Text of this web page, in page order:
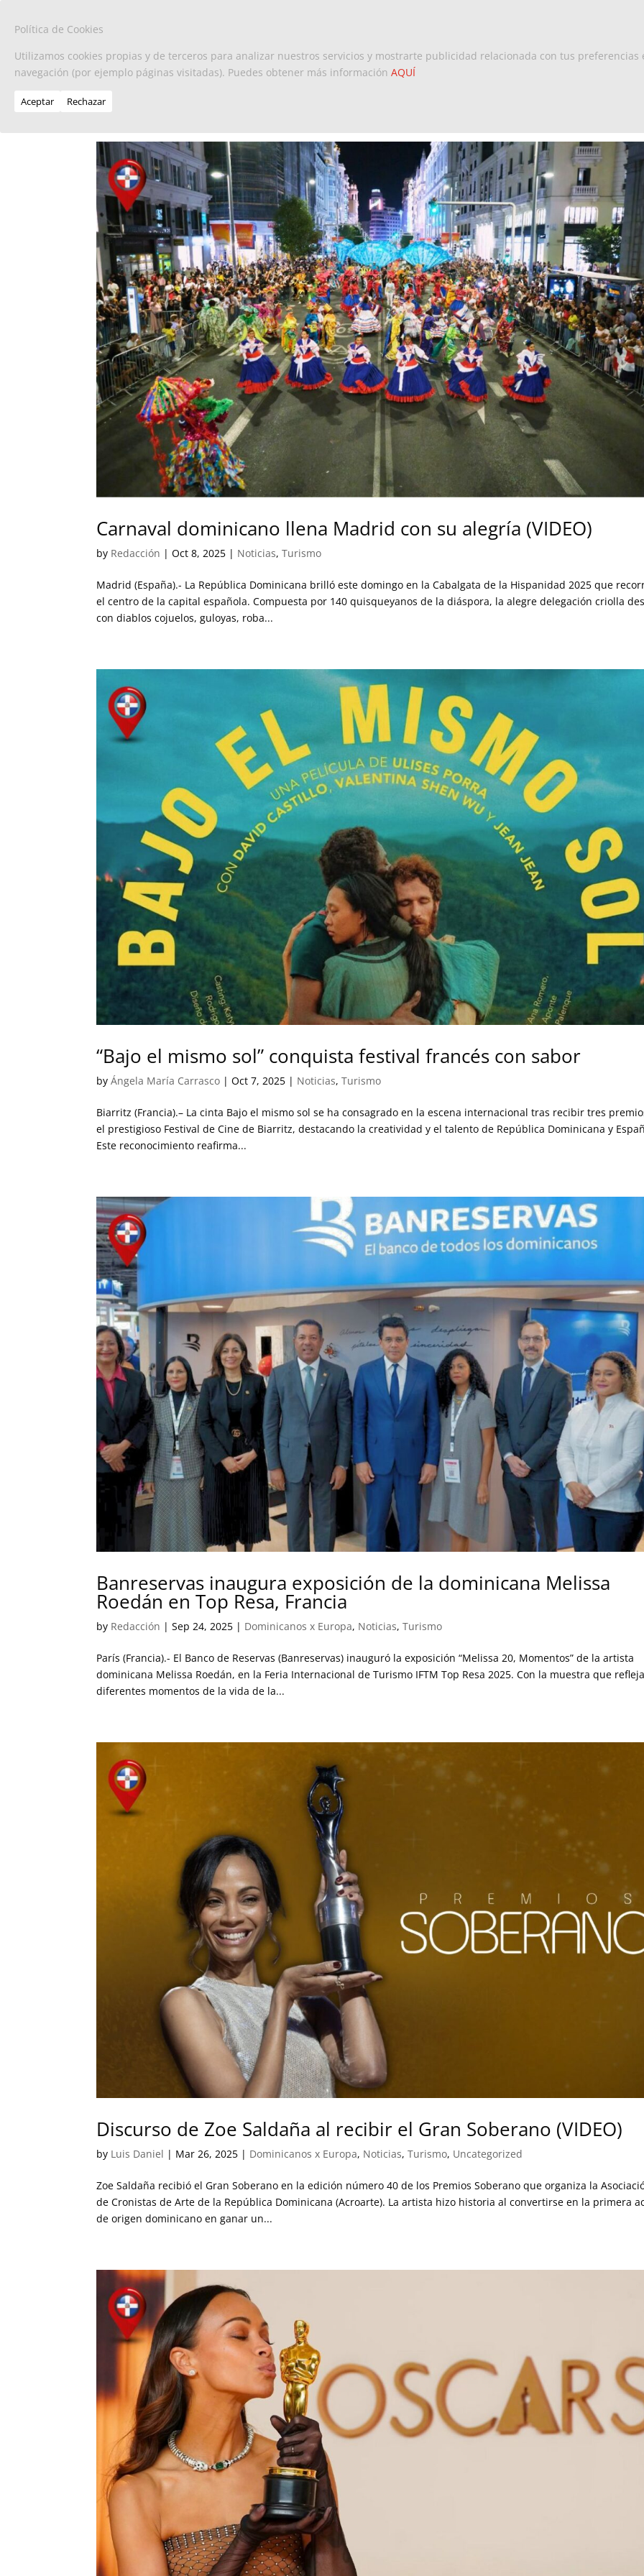
Inicio Europa
Carnaval dominicano llena Madrid con su alegría (VIDEO)
by Redacción |Oct 8, 2025 | Noticias,Turismo
Madrid (España).- La República Dominicana brilló este domingo en la Cabalgata de la Hispanidad 2025 que
el centro de la capital española. Compuesta por 140 quisqueyanos de la diáspora, la alegre delegación criolla
con diablos cojuelos, guloyas, roba...
“Bajo el mismo sol” conquista festival francés con sabor
byÁngela María Carrasco |Oct 7, 2025 | Noticias,Turismo
Biarritz (Francia).– La cinta Bajo el mismo sol se ha consagrado en la escena internacional tras recibir tres
el prestigioso Festival de Cine de Biarritz, destacando la creatividad y el talento de República Dominicana y
Este reconocimiento reafirma...
Banreservas inaugura exposición de la dominicana Melissa
Roedán en Top Resa, Francia
by Redacción |Sep 24, 2025 | Dominicanos x Europa, Noticias,Turismo
París (Francia).- El Banco de Reservas (Banreservas) inauguró la exposición “Melissa 20, Momentos” de la artista
dominicana Melissa Roedán, en la Feria Internacional de Turismo IFTM Top Resa 2025. Con la muestra que
diferentes momentos de la vida de la...
Discurso de Zoe Saldaña al recibir el Gran Soberano (VIDEO)
by Luis Daniel | Mar 26, 2025 | Dominicanos x Europa, Noticias,Turismo, Uncategorized
Zoe Saldaña recibió el Gran Soberano en la edición número 40 de los Premios Soberano que organiza la
de Cronistas de Arte de la República Dominicana (Acroarte). La artista hizo historia al convertirse en la primera
de origen dominicano en ganar un...
Política de Cookies
Utilizamos cookies propias y de terceros para analizar nuestros servicios y mostrarte publicidad relacionada con tus
navegación (por ejemplo páginas visitadas). Puedes obtener más información AQUÍ
Aceptar Rechazar